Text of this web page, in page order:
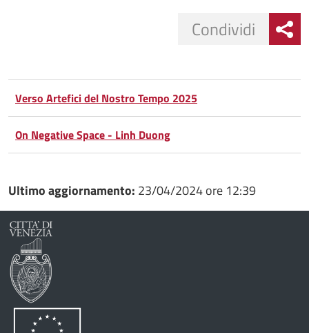
Facebook
Condividi
su
Twitter
Condividi
su
Google
Condividi
su
Condividi
Verso Artefici del Nostro Tempo 2025
On Negative Space - Linh Duong
Ultimo aggiornamento: 23/04/2024 ore 12:39